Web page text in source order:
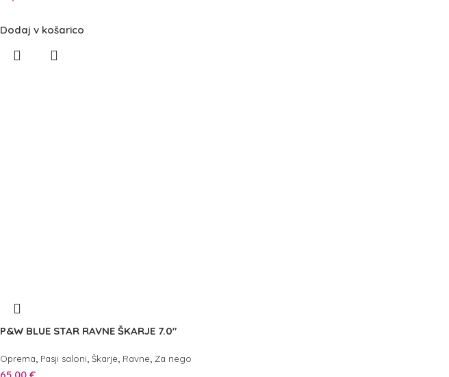
Dodaj v košarico
P&W BLUE STAR RAVNE ŠKARJE 7.0″
Oprema, Pasji saloni, Škarje, Ravne, Za nego